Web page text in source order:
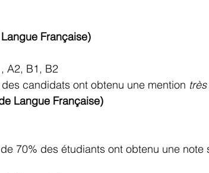
Française)
A2, B1, B2
candidats ont obtenu une mention
Langue Française)
70% des étudiants ont obtenu une note